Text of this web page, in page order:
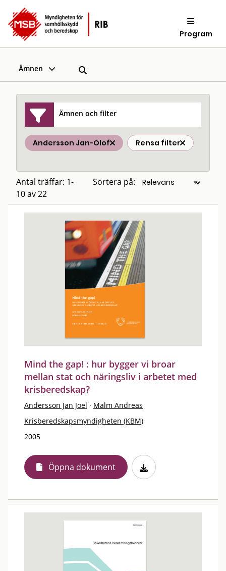
Program
Ämnen
Ämnen och filter
Andersson Jan-Olof Rensa filter
Antal träffar: 1-
10 av 22
Sortera på:
Mind the gap! : hur bygger vi broar
mellan stat och näringsliv i arbetet med
krisberedskap?
Andersson Jan Joel · Malm Andreas
Krisberedskapsmyndigheten (KBM)
2005
Öppna dokument